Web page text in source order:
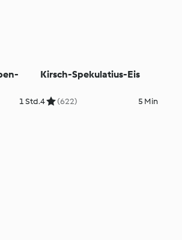
1 Std.
Kirsch-Spekulatius-Eis
4 (622) 5 Min